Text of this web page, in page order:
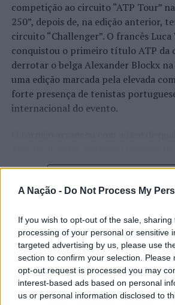
A Nação - Do Not Process My
If you wish to opt-out of the sale,
processing of your personal or sensitive
targeted advertising by us, please use
section to confirm your selection. Please
opt-out request is processed you may
interest-based ads based on personal
us or personal information disclosed to
TÓPICOS RELACIONADOS: CONCERTO
MAR SHOPPING
MATOSINHOS
PRÓXIMO
SINTAB reage à consagração do dia
como o “Dia Nacional das Conservas
NÃO PERCA
Centro Comercial Continente
competição ao circuito “ATP Tour”
250”, depois de, na edição anterior,
circuito “Challenger”. O francês Luca
conquistou o primeiro título ATP da
derrotar o belga Alexander Blockx
uma edição marcada pela elevada
forte presença de tenistas
internacional do evento.
de um lugar no quadro principal. A
Câmara Municipal de Cascais, Nuno
início de uma competição que
concelho no centro do calendário
ténis.
Apesar das desistências de última
como Casper Ruud (Noruega),
ATUALIDADE
Castelo Branco: “Bienal
Internacional de Artes
promete afirmar